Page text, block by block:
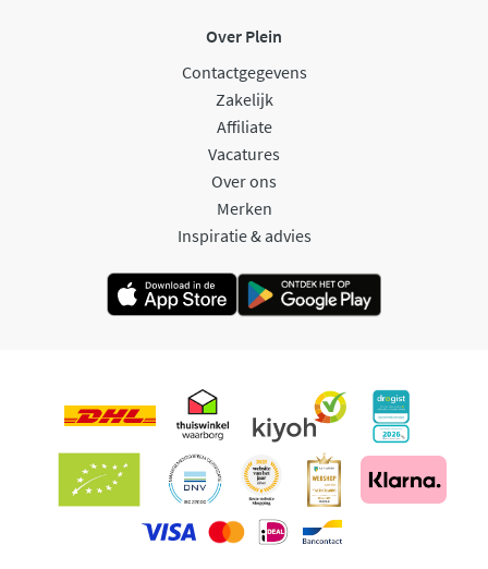
Over Plein
Contactgegevens
Zakelijk
Affiliate
Vacatures
Over ons
Merken
Inspiratie & advies